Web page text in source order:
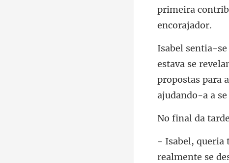
prime
propostas para
ente se